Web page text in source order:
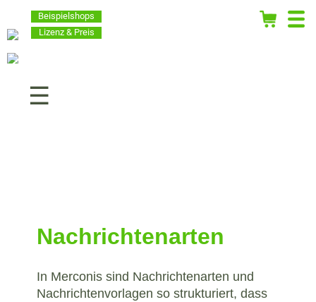
Beispielshops
Lizenz & Preis
Nachrichtenarten
In Merconis sind Nachrichtenarten und
Nachrichtenvorlagen so strukturiert, dass